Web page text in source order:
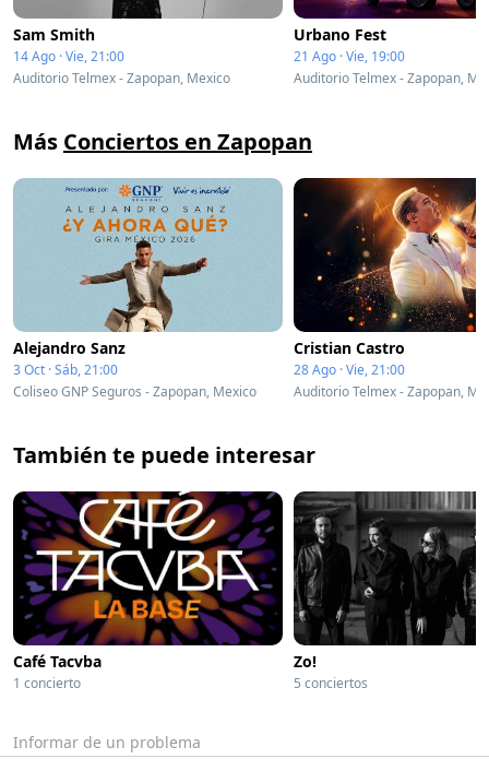
Sam Smith
14 Ago · Vie, 21:00
Auditorio Telmex - Zapopan, Mexico
Urbano Fest
21 Ago · Vie, 19:00
Auditorio Telmex - Zapopan,
Más Conciertos en Zapopan
Alejandro Sanz
3 Oct · Sáb, 21:00
Coliseo GNP Seguros - Zapopan, Mexico
Cristian Castro
28 Ago · Vie, 21:00
Auditorio Telmex - Zapopan,
También te puede interesar
Café Tacvba
1 concierto
Zo!
5 conciertos
Informar de un problema